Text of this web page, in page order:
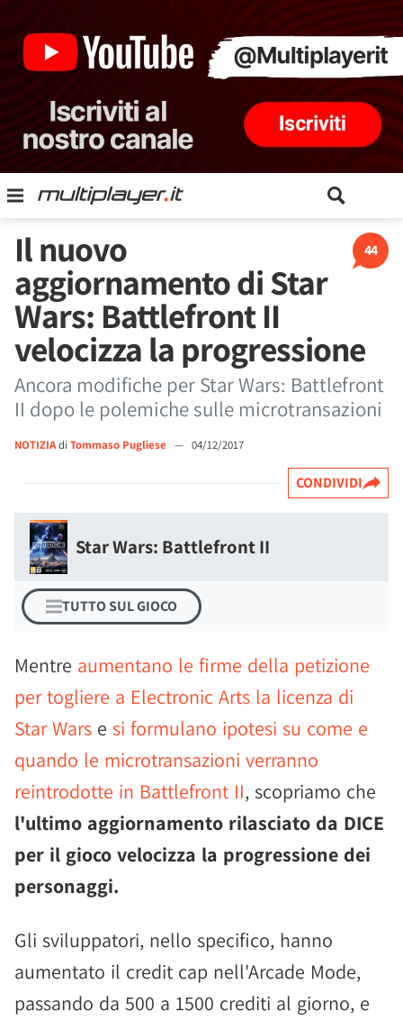
44
Il nuovo
aggiornamento di Star
Wars: Battlefront II
velocizza la progressione
Ancora modifiche per Star Wars: Battlefront
II dopo le polemiche sulle microtransazioni
NOTIZIAdi Tommaso Pugliese — 04/12/2017
CONDIVIDI
Star Wars: Battlefront II
TUTTO SUL GIOCO
Mentre aumentano le firme della petizione
per togliere a Electronic Arts la licenza di
Star Wars e si formulano ipotesi su come e
quando le microtransazioni verranno
reintrodotte in Battlefront II, scopriamo che
l'ultimo aggiornamento rilasciato da DICE
per il gioco velocizza la progressione dei
personaggi.
Gli sviluppatori, nello specifico, hanno
aumentato il credit cap nell'Arcade Mode,
passando da 500 a 1500 crediti al giorno, e